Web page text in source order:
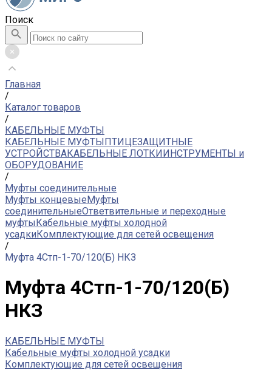
Поиск
Главная
/
Каталог товаров
/
КАБЕЛЬНЫЕ МУФТЫ
КАБЕЛЬНЫЕ МУФТЫПТИЦЕЗАЩИТНЫЕ
УСТРОЙСТВАКАБЕЛЬНЫЕ ЛОТКИИНСТРУМЕНТЫ и
ОБОРУДОВАНИЕ
/
Муфты соединительные
Муфты концевыеМуфты
соединительныеОтветвительные и переходные
муфтыКабельные муфты холодной
усадкиКомплектующие для сетей освещения
/
Муфта 4Стп-1-70/120(Б) НКЗ
Муфта 4Стп-1-70/120(Б)
НКЗ
КАБЕЛЬНЫЕ МУФТЫ
Кабельные муфты холодной усадки
Комплектующие для сетей освещения